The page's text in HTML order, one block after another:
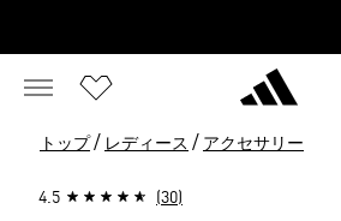
トップ / レディース / アクセサリー
4.5 (30)